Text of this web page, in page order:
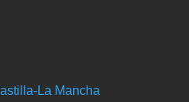
La Mancha